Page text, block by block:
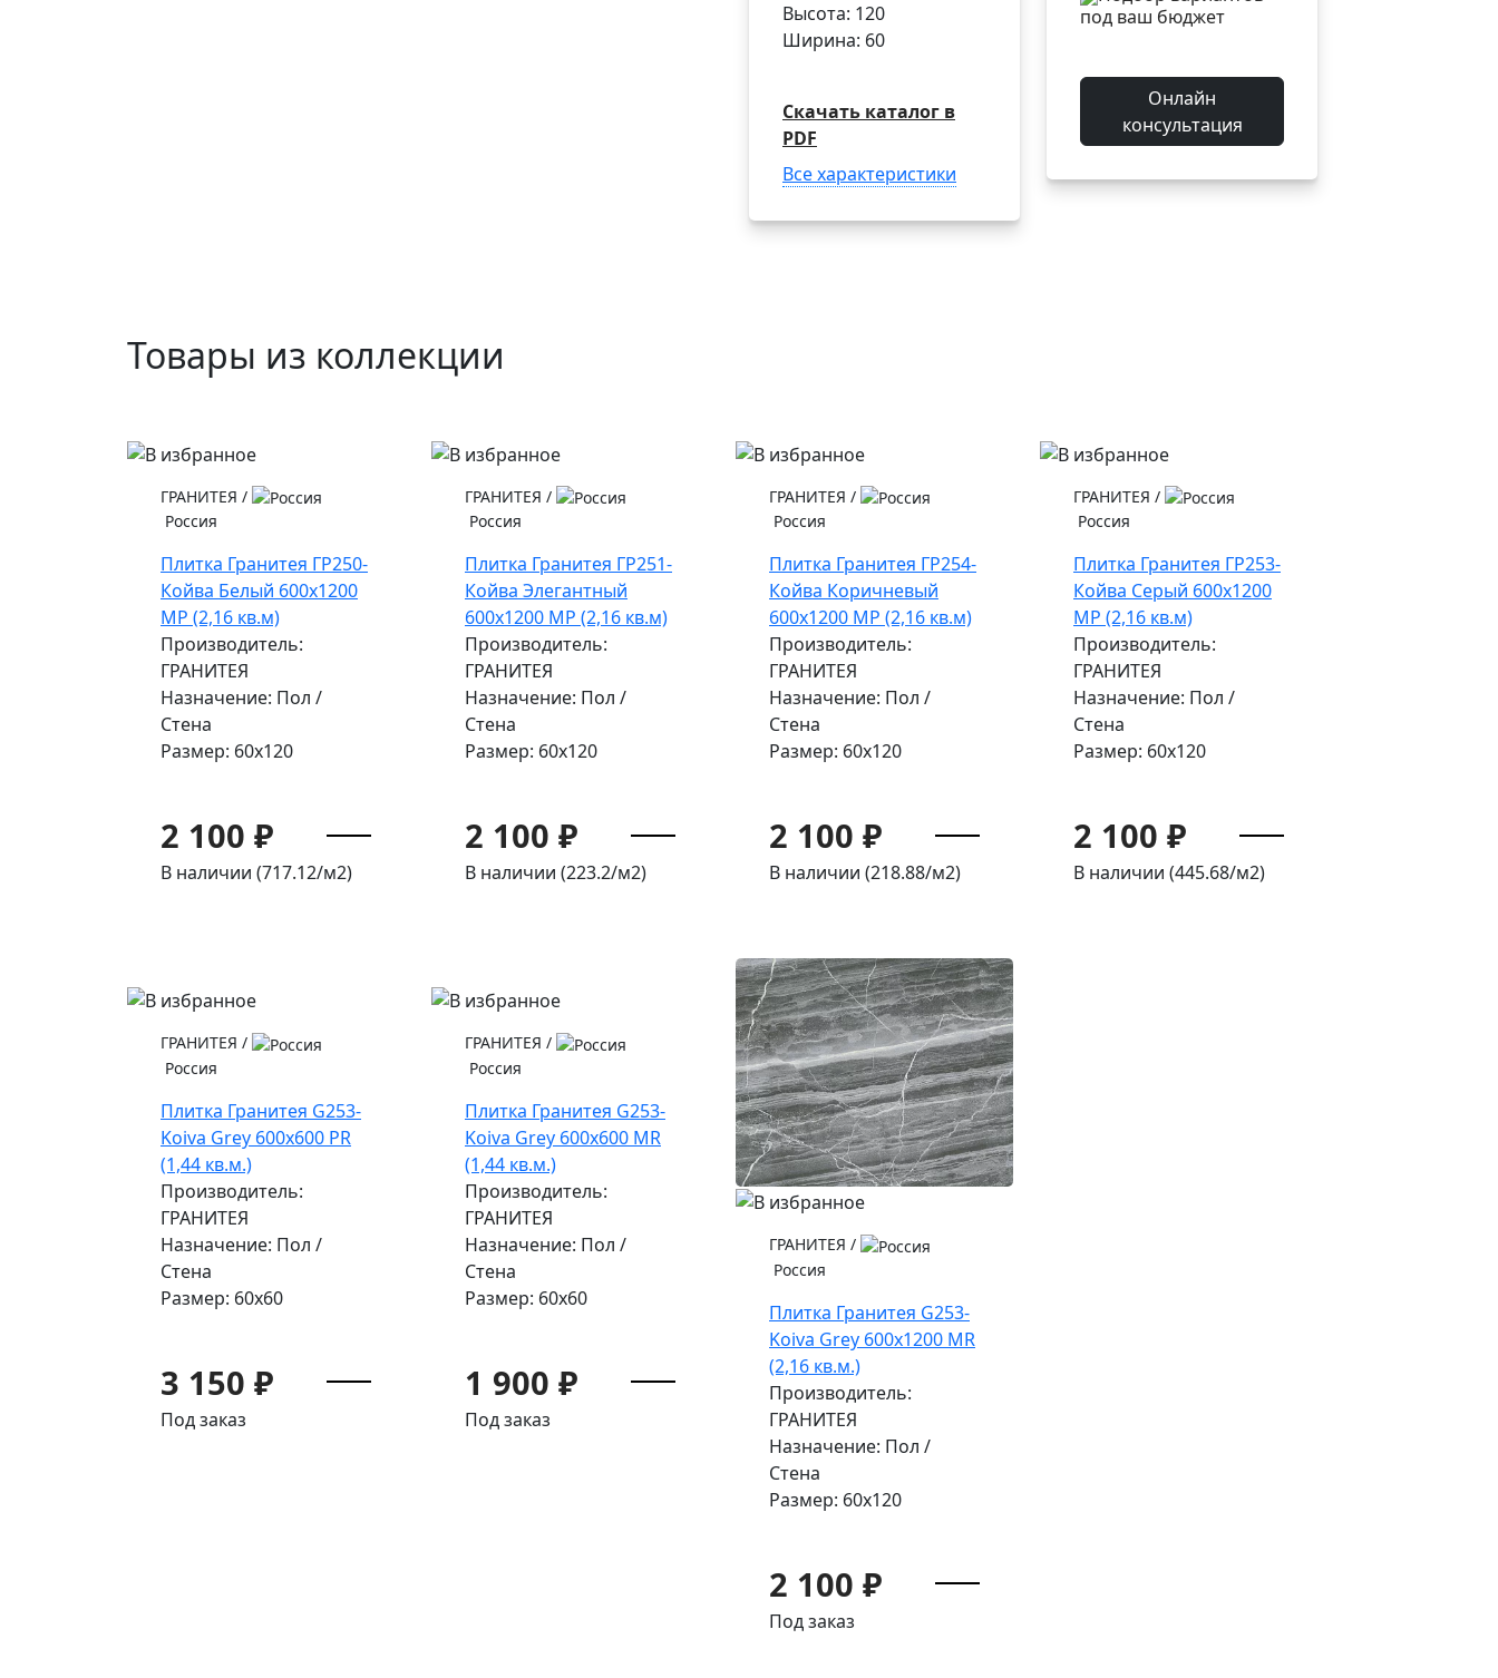
Высота: 120
Ширина: 60
Скачать каталог в
PDF
Все характеристики
под ваш бюджет
Онлайн
консультация
Товары из коллекции
ГРАНИТЕЯ /
Россия
Плитка Гранитея ГР250-
Койва Белый 600х1200
МР (2,16 кв.м)
Производитель:
ГРАНИТЕЯ
Назначение: Пол /
Стена
Размер: 60x120
2 100 ₽
В наличии (717.12/м2)
ГРАНИТЕЯ /
Россия
Плитка Гранитея ГР251-
Койва Элегантный
600х1200 МР (2,16 кв.м)
Производитель:
ГРАНИТЕЯ
Назначение: Пол /
Стена
Размер: 60x120
2 100 ₽
В наличии (223.2/м2)
ГРАНИТЕЯ /
Россия
Плитка Гранитея ГР254-
Койва Коричневый
600х1200 МР (2,16 кв.м)
Производитель:
ГРАНИТЕЯ
Назначение: Пол /
Стена
Размер: 60x120
2 100 ₽
В наличии (218.88/м2)
ГРАНИТЕЯ /
Россия
Плитка Гранитея ГР253-
Койва Серый 600х1200
МР (2,16 кв.м)
Производитель:
ГРАНИТЕЯ
Назначение: Пол /
Стена
Размер: 60x120
2 100 ₽
В наличии (445.68/м2)
ГРАНИТЕЯ /
Россия
Плитка Гранитея G253-
Koiva Grey 600х600 PR
(1,44 кв.м.)
Производитель:
ГРАНИТЕЯ
Назначение: Пол /
Стена
Размер: 60x60
3 150 ₽
Под заказ
ГРАНИТЕЯ /
Россия
Плитка Гранитея G253-
Koiva Grey 600х600 MR
(1,44 кв.м.)
Производитель:
ГРАНИТЕЯ
Назначение: Пол /
Стена
Размер: 60x60
1 900 ₽
Под заказ
ГРАНИТЕЯ /
Россия
Плитка Гранитея G253-
Koiva Grey 600х1200 MR
(2,16 кв.м.)
Производитель:
ГРАНИТЕЯ
Назначение: Пол /
Стена
Размер: 60x120
2 100 ₽
Под заказ